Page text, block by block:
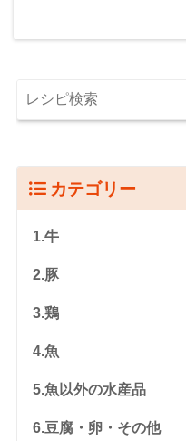
カテゴリー
1.牛
2.豚
3.鶏
4.魚
5.魚以外の水産品
6.豆腐・卵・その他